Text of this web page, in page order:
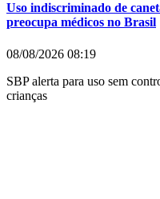
Uso indiscriminado de
preocupa médicos no Brasil
08/08/2026 08:19
SBP alerta para uso sem
crianças